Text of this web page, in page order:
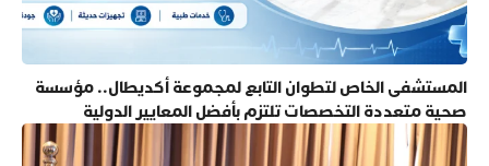
المستشفى الخاص لتطوان التابع لمجموعة أكديطال.. مؤسسة
صحية متعددة التخصصات تلتزم بأفضل المعايير الدولية